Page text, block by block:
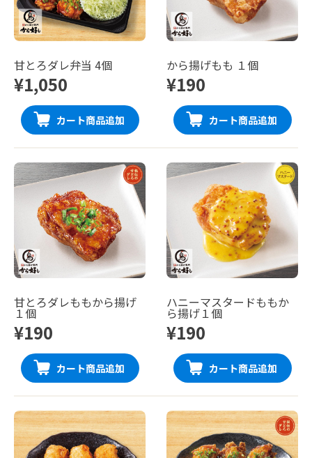
甘とろダレ弁当 4個
¥1,050
カート商品追加
から揚げもも １個
¥190
カート商品追加
甘とろダレももから揚げ
１個
¥190
カート商品追加
ハニーマスタードももか
ら揚げ１個
¥190
カート商品追加